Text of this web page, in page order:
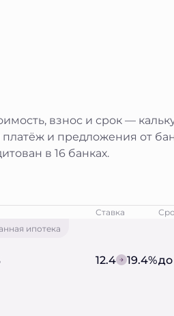
взнос и срок —
и предложения от
в 16 банках.
Ставка
ипотека
12.4 19.4%до